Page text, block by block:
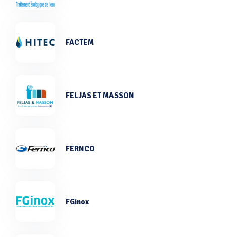
FACTEM
FELJAS ET MASSON
FERNCO
FGinox